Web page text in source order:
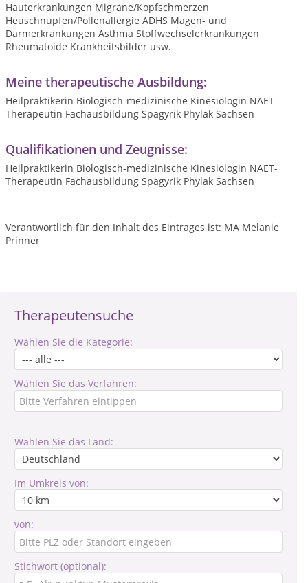
Therapeutensuche
Wählen Sie die Kategorie:
Wählen Sie das Verfahren:
Wählen Sie das Land:
Im Umkreis von:
von:
Stichwort (optional):
Hauterkrankungen Migräne/Kopfschmerzen
Heuschnupfen/Pollenallergie ADHS Magen- und
Darmerkrankungen Asthma Stoffwechselerkrankungen
Rheumatoide Krankheitsbilder usw.
Meine therapeutische Ausbildung:
Heilpraktikerin Biologisch-medizinische Kinesiologin NAET-
Therapeutin Fachausbildung Spagyrik Phylak Sachsen
Qualifikationen und Zeugnisse:
Heilpraktikerin Biologisch-medizinische Kinesiologin NAET-
Therapeutin Fachausbildung Spagyrik Phylak Sachsen
Verantwortlich für den Inhalt des Eintrages ist: MA Melanie
Prinner